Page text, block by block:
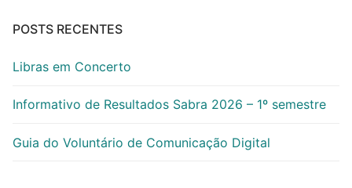
POSTS RECENTES
Libras em Concerto
Informativo de Resultados Sabra 2026 – 1º semestre
Guia do Voluntário de Comunicação Digital